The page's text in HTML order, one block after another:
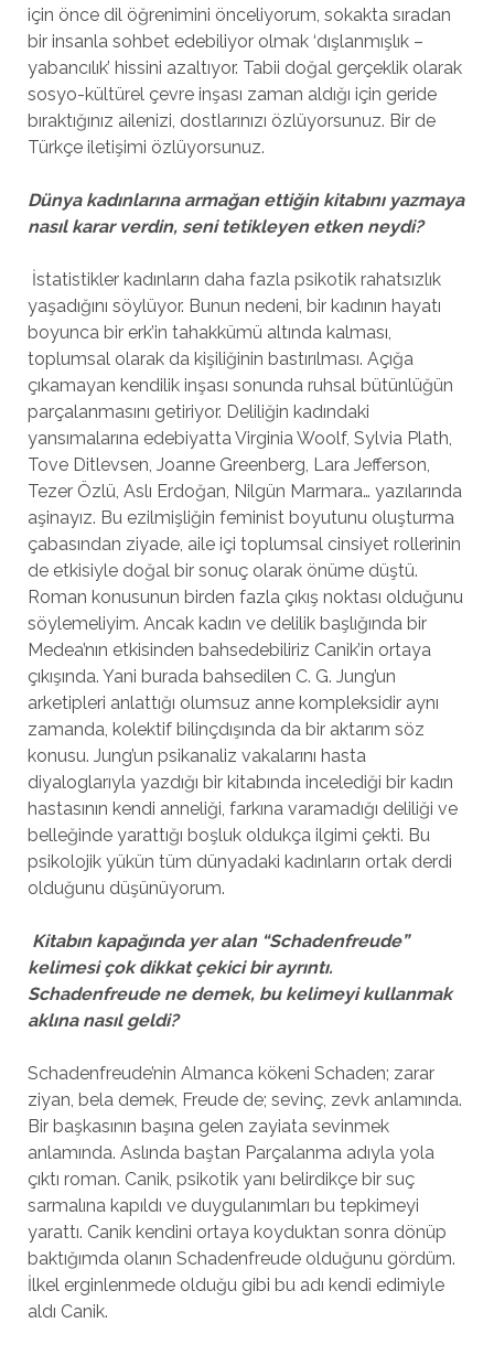
için önce dil öğrenimini önceliyorum, sokakta sıradan
bir insanla sohbet edebiliyor olmak ‘dışlanmışlık –
yabancılık’ hissini azaltıyor. Tabii doğal gerçeklik olarak
sosyo-kültürel çevre inşası zaman aldığı için geride
bıraktığınız ailenizi, dostlarınızı özlüyorsunuz. Bir de
Türkçe iletişimi özlüyorsunuz.
Dünya kadınlarına armağan ettiğin kitabını yazmaya
nasıl karar verdin, seni tetikleyen etken neydi?
İstatistikler kadınların daha fazla psikotik rahatsızlık
yaşadığını söylüyor. Bunun nedeni, bir kadının hayatı
boyunca bir erk’in tahakkümü altında kalması,
toplumsal olarak da kişiliğinin bastırılması. Açığa
çıkamayan kendilik inşası sonunda ruhsal bütünlüğün
parçalanmasını getiriyor. Deliliğin kadındaki
yansımalarına edebiyatta Virginia Woolf, Sylvia Plath,
Tove Ditlevsen, Joanne Greenberg, Lara Jefferson,
Tezer Özlü, Aslı Erdoğan, Nilgün Marmara… yazılarında
aşinayız. Bu ezilmişliğin feminist boyutunu oluşturma
çabasından ziyade, aile içi toplumsal cinsiyet rollerinin
de etkisiyle doğal bir sonuç olarak önüme düştü.
Roman konusunun birden fazla çıkış noktası olduğunu
söylemeliyim. Ancak kadın ve delilik başlığında bir
Medea’nın etkisinden bahsedebiliriz Canik’in ortaya
çıkışında. Yani burada bahsedilen C. G. Jung’un
arketipleri anlattığı olumsuz anne kompleksidir aynı
zamanda, kolektif bilinçdışında da bir aktarım söz
konusu. Jung’un psikanaliz vakalarını hasta
diyaloglarıyla yazdığı bir kitabında incelediği bir kadın
hastasının kendi anneliği, farkına varamadığı deliliği ve
belleğinde yarattığı boşluk oldukça ilgimi çekti. Bu
psikolojik yükün tüm dünyadaki kadınların ortak derdi
olduğunu düşünüyorum.
Kitabın kapağında yer alan “Schadenfreude”
kelimesi çok dikkat çekici bir ayrıntı.
Schadenfreude ne demek, bu kelimeyi kullanmak
aklına nasıl geldi?
Schadenfreude’nin Almanca kökeni Schaden; zarar
ziyan, bela demek, Freude de; sevinç, zevk anlamında.
Bir başkasının başına gelen zayiata sevinmek
anlamında. Aslında baştan Parçalanma adıyla yola
çıktı roman. Canik, psikotik yanı belirdikçe bir suç
sarmalına kapıldı ve duygulanımları bu tepkimeyi
yarattı. Canik kendini ortaya koyduktan sonra dönüp
baktığımda olanın Schadenfreude olduğunu gördüm.
İlkel erginlenmede olduğu gibi bu adı kendi edimiyle
aldı Canik.